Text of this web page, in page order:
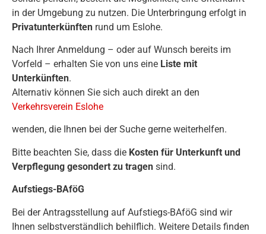
in der Umgebung zu nutzen. Die Unterbringung erfolgt in
Privatunterkünften rund um Eslohe.
Nach Ihrer Anmeldung – oder auf Wunsch bereits im
Vorfeld – erhalten Sie von uns eine Liste mit
Unterkünften.
Alternativ können Sie sich auch direkt an den
Verkehrsverein Eslohe
wenden, die Ihnen bei der Suche gerne weiterhelfen.
Bitte beachten Sie, dass die Kosten für Unterkunft und
Verpflegung gesondert zu tragen sind.
Aufstiegs-BAföG
Bei der Antragsstellung auf Aufstiegs-BAföG sind wir
Ihnen selbstverständlich behilflich. Weitere Details finden